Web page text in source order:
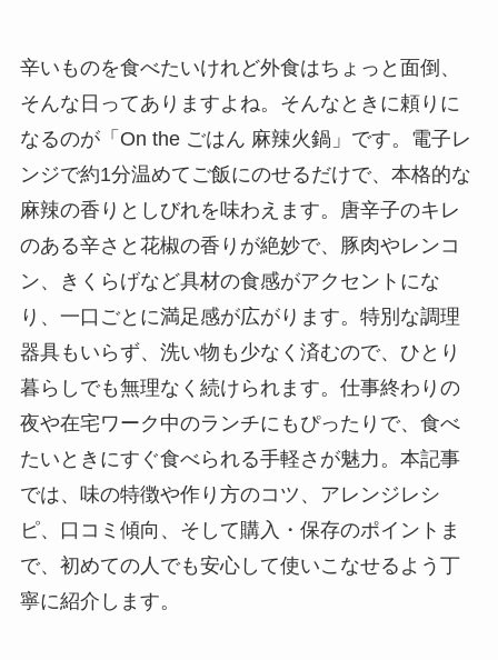
辛いものを食べたいけれど外食はちょっと面倒、
そんな日ってありますよね。そんなときに頼りに
なるのが「On the ごはん 麻辣火鍋」です。電子レ
ンジで約1分温めてご飯にのせるだけで、本格的な
麻辣の香りとしびれを味わえます。唐辛子のキレ
のある辛さと花椒の香りが絶妙で、豚肉やレンコ
ン、きくらげなど具材の食感がアクセントにな
り、一口ごとに満足感が広がります。特別な調理
器具もいらず、洗い物も少なく済むので、ひとり
暮らしでも無理なく続けられます。仕事終わりの
夜や在宅ワーク中のランチにもぴったりで、食べ
たいときにすぐ食べられる手軽さが魅力。本記事
では、味の特徴や作り方のコツ、アレンジレシ
ピ、口コミ傾向、そして購入・保存のポイントま
で、初めての人でも安心して使いこなせるよう丁
寧に紹介します。